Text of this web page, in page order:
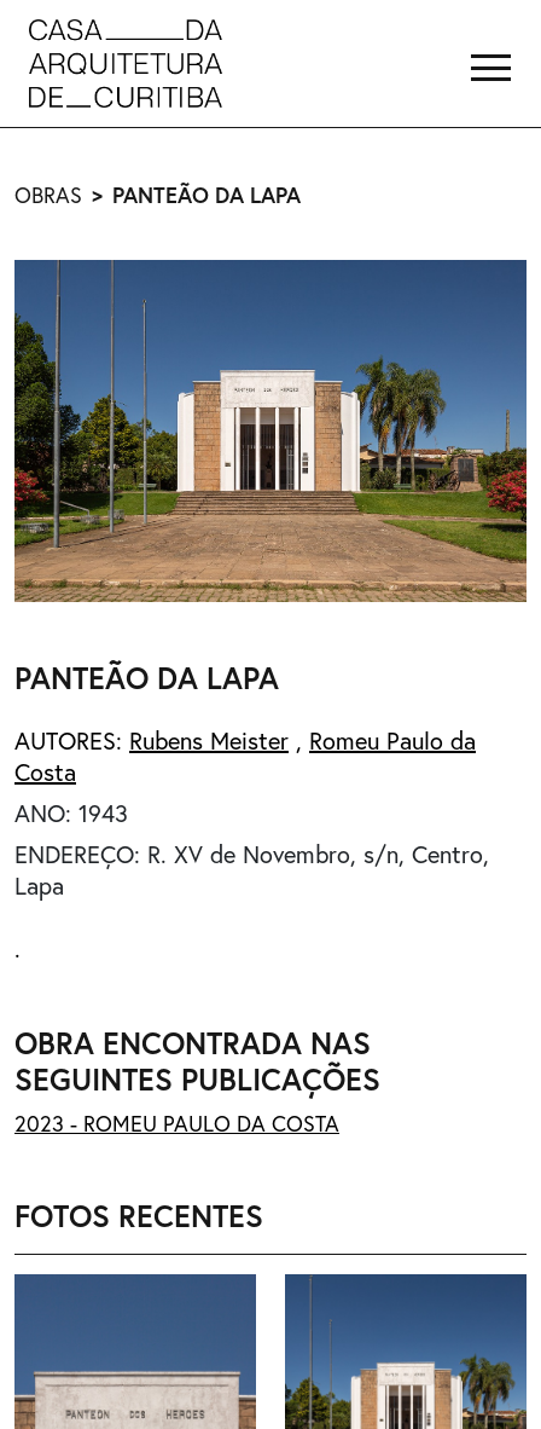
OBRAS PANTEÃO DA LAPA
PANTEÃO DA LAPA
AUTORES: Rubens Meister , Romeu Paulo da
Costa
ANO: 1943
ENDEREÇO: R. XV de Novembro, s/n, Centro,
Lapa
.
OBRA ENCONTRADA NAS
SEGUINTES PUBLICAÇÕES
2023 - ROMEU PAULO DA COSTA
FOTOS RECENTES